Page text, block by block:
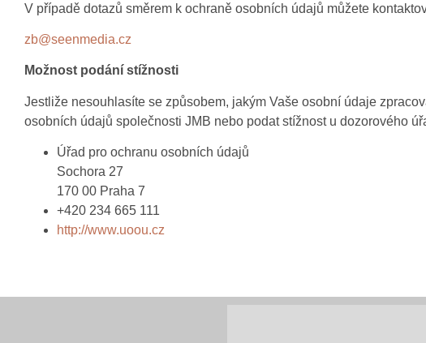
V případě dotazů směrem k ochraně osobních údajů můžete
zb@seenmedia.cz
Možnost podání stížnosti
Jestliže nesouhlasíte se způsobem, jakým Vaše osobní údaje
osobních údajů společnosti JMB nebo podat stížnost u dozorového
Úřad pro ochranu osobních údajů
Sochora 27
170 00 Praha 7
+420 234 665 111
http://www.uoou.cz